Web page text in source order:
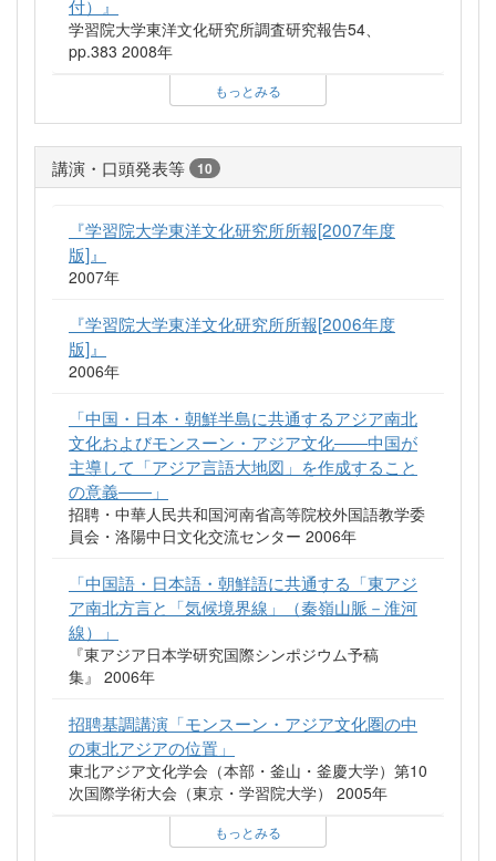
付）』
学習院大学東洋文化研究所調査研究報告54、
pp.383 2008年
もっとみる
講演・口頭発表等 10
『学習院大学東洋文化研究所所報[2007年度
版]』
2007年
『学習院大学東洋文化研究所所報[2006年度
版]』
2006年
「中国・日本・朝鮮半島に共通するアジア南北
文化およびモンスーン・アジア文化――中国が
主導して「アジア言語大地図」を作成すること
の意義――」
招聘・中華人民共和国河南省高等院校外国語教学委
員会・洛陽中日文化交流センター 2006年
「中国語・日本語・朝鮮語に共通する「東アジ
ア南北方言と「気候境界線」（秦嶺山脈－淮河
線）」
『東アジア日本学研究国際シンポジウム予稿
集』 2006年
招聘基調講演「モンスーン・アジア文化圏の中
の東北アジアの位置」
東北アジア文化学会（本部・釜山・釜慶大学）第10
次国際学術大会（東京・学習院大学） 2005年
もっとみる